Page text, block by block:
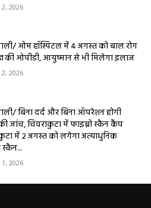
2026
ओम हॉस्पिटल में 4 अगस्त को बाल रोग
की ओपीडी, आयुष्मान से भी मिलेगा इलाज
2026
बिना दर्द और बिना ऑपरेशन होगी
जांच, चिवराकुटा में फाइब्रो स्कैन कैंप
में 2 अगस्त को लगेगा अत्याधुनिक
स्कैन...
2026